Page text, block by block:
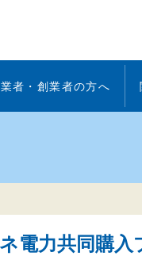
者・創業者の方へ
電力共同購入